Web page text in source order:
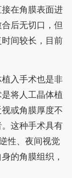
在角膜表面进
后无切口，但
间较长，目前
入手术也是非
将人工晶体植
或角膜厚度不
这种手术具有
性、夜间视觉
的角膜组织，